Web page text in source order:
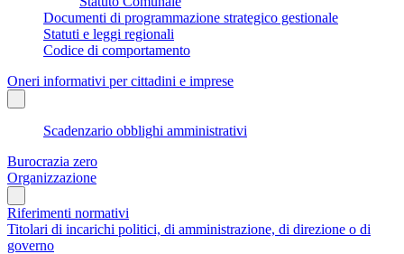
Documenti di programmazione strategico gestionale
Statuti e leggi regionali
Codice di comportamento
Oneri informativi per cittadini e imprese
Scadenzario obblighi amministrativi
Burocrazia zero
Organizzazione
Riferimenti normativi
Titolari di incarichi politici, di amministrazione, di direzione o di
governo